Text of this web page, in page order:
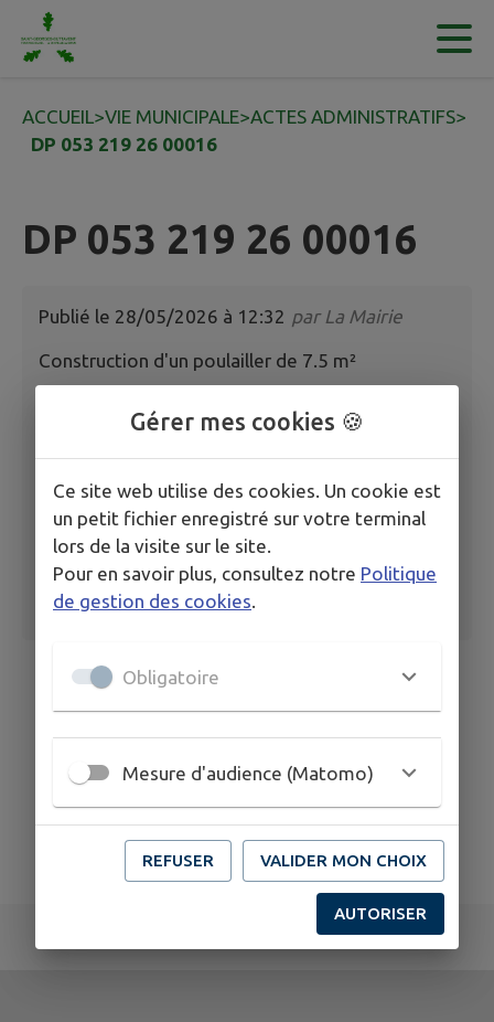
Contenu
ACCUEIL>VIE MUNICIPALE>ACTES ADMINISTRATIFS>
DP 053 219 26 00016
DP 053 219 26 00016
Publié le 28/05/2026 à 12:32 par La Mairie
Construction d'un poulailler de 7.5 m²
Arrêté 2026-117Gérer mes cookies 🍪
Ce site web utilise des cookies. Un cookie est
un petit fichier enregistré sur votre terminal
lors de la visite sur le site.
Pour en savoir plus, consultez notre Politique
de gestion des cookies.
Obligatoire
Mesure d'audience (Matomo)
REFUSER VALIDER MON CHOIX
AUTORISER